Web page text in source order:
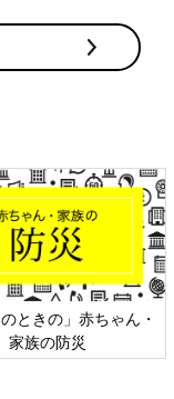
日本外来小児科学会リ
ト検討会